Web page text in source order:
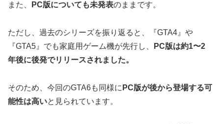
また、 PC版についても未発表のままです。
ただし、過去のシリーズを振り返ると、『GTA4』や
『GTA5』でも家庭用ゲーム機が先行し、
PC版は約1〜2
年後に後発でリリースされました。
そのため、今回のGTA6も同様に PC版が後から登場する可
能性は高いと見られています。